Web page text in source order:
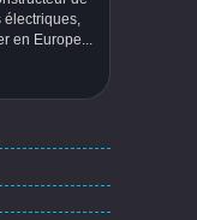
électriques,
en Europe...